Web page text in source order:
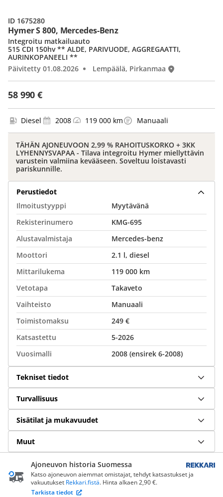
Hymer S 800, Mercedes-Benz
58 990 €
Integroitu matkailuauto
515 CDI 150hv ** ALDE, PARIVUODE, AGGREGAATTI,
AURINKOPANEELI **
Päivitetty 01.08.2026
Lempäälä, Pirkanmaa
ID 1675280
Diesel 2008 119 000 km Manuaali
TÄHÄN AJONEUVOON 2,99 % RAHOITUSKORKO + 3KK
LYHENNYSVAPAA - Tilava integroitu Hymer miellyttävin
varustein valmiina kevääseen. Soveltuu loistavasti
pariskunnille.
Perustiedot
Ilmoitustyyppi
Myytävänä
Rekisterinumero
KMG-695
Alustavalmistaja
Mercedes-benz
Moottori
2.1 l, diesel
Mittarilukema
119 000 km
Vetotapa
Takaveto
Vaihteisto
Manuaali
Toimistomaksu
249 €
Katsastettu
5-2026
Vuosimalli
2008 (ensirek 6-2008)
Tekniset tiedot
Turvallisuus
Sisätilat ja mukavuudet
Muut
Ajoneuvon historia Suomessa
Katso ajoneuvon aiemmat omistajat, tehdyt katsastukset ja
vakuutukset Rekkari.fistä. Hinta alkaen 2,90 €.
Tarkista tiedot